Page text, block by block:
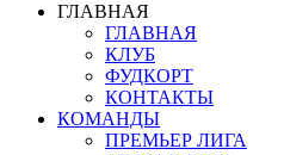
ГЛАВНАЯ
ГЛАВНАЯ
КЛУБ
ФУДКОРТ
КОНТАКТЫ
КОМАНДЫ
ПРЕМЬЕР ЛИГА